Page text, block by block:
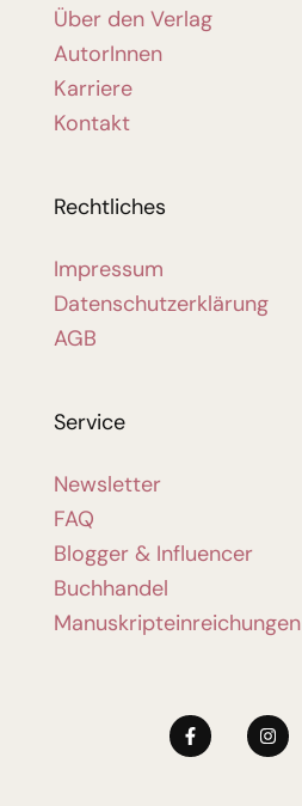
Über den Verlag
AutorInnen
Karriere
Kontakt
Rechtliches
Impressum
Datenschutzerklärung
AGB
Service
Newsletter
FAQ
Blogger & Influencer
Buchhandel
Manuskripteinreichungen